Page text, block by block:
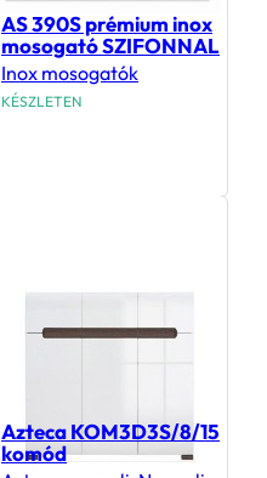
AS 390S prémium inox
mosogató SZIFONNAL
Inox mosogatók
KÉSZLETEN
Azteca KOM3D3S/8/15
komód